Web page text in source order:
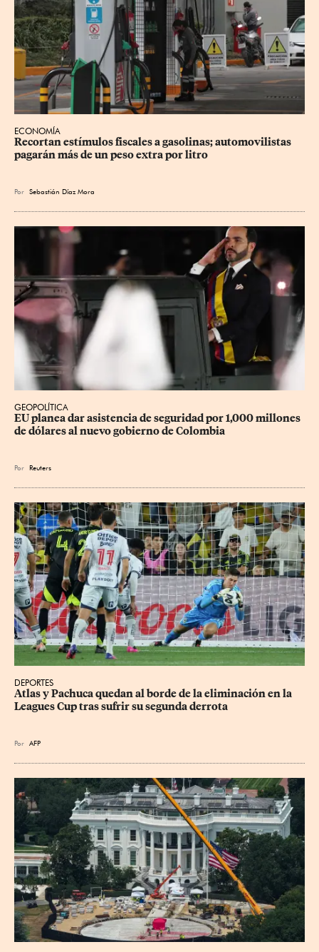
ECONOMÍA
Recortan estímulos fiscales a gasolinas; automovilistas
pagarán más de un peso extra por litro
Por Sebastián Díaz Mora
GEOPOLÍTICA
EU planea dar asistencia de seguridad por 1,000 millones
de dólares al nuevo gobierno de Colombia
Por Reuters
DEPORTES
Atlas y Pachuca quedan al borde de la eliminación en la
Leagues Cup tras sufrir su segunda derrota
Por AFP